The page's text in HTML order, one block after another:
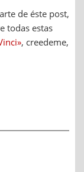
de éste post,
todas estas
, creedeme,